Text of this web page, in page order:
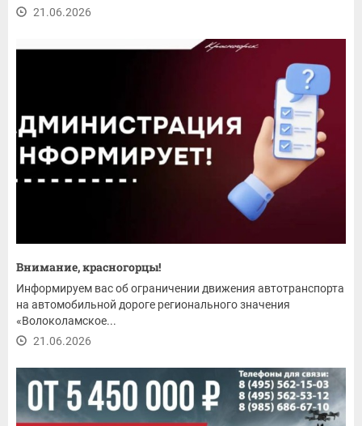
21.06.2026
Внимание, красногорцы!
Информируем вас об ограничении движения автотранспорта
на автомобильной дороге регионального значения
«Волоколамское...
21.06.2026